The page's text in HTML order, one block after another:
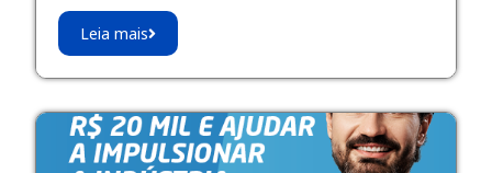
Leia mais